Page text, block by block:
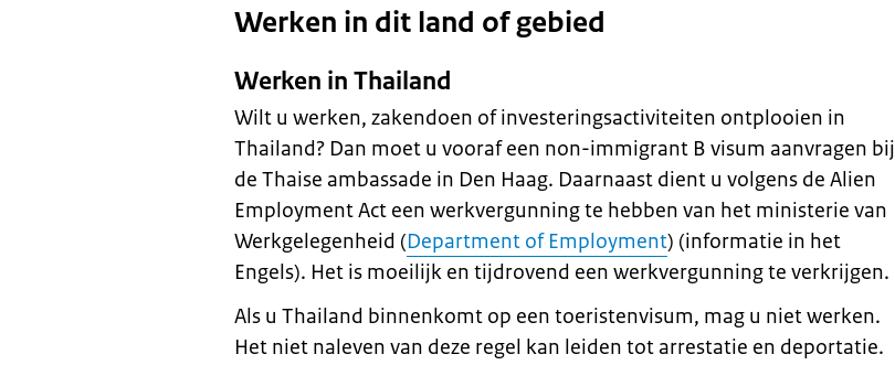
Werken in dit land of gebied
Werken in Thailand
Wilt u werken, zakendoen of investeringsactiviteiten ontplooien in
Thailand? Dan moet u vooraf een non-immigrant B visum aanvragen bij
de Thaise ambassade in Den Haag. Daarnaast dient u volgens de Alien
Employment Act een werkvergunning te hebben van het ministerie van
Werkgelegenheid (Department of Employment) (informatie in het
Engels). Het is moeilijk en tijdrovend een werkvergunning te verkrijgen.
Als u Thailand binnenkomt op een toeristenvisum, mag u niet werken.
Het niet naleven van deze regel kan leiden tot arrestatie en deportatie.